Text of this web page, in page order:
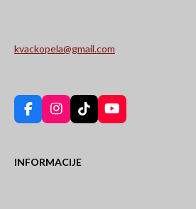
kvackopela@gmail.com
F
a
b
I
n
a
T
i
Y
o
INFORMACIJE